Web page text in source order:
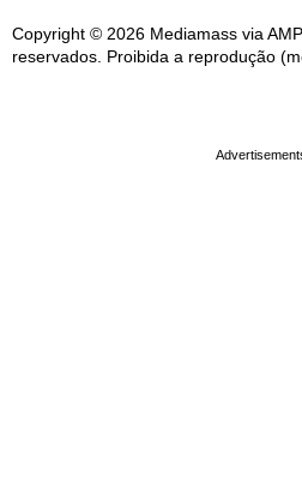
Copyright © 2026 Mediamass via
reservados. Proibida a reprodução